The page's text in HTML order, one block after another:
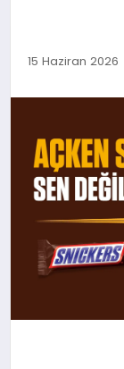
GENEL
YEREL HABERLER
GÜNDEM
15 Haziran 2026